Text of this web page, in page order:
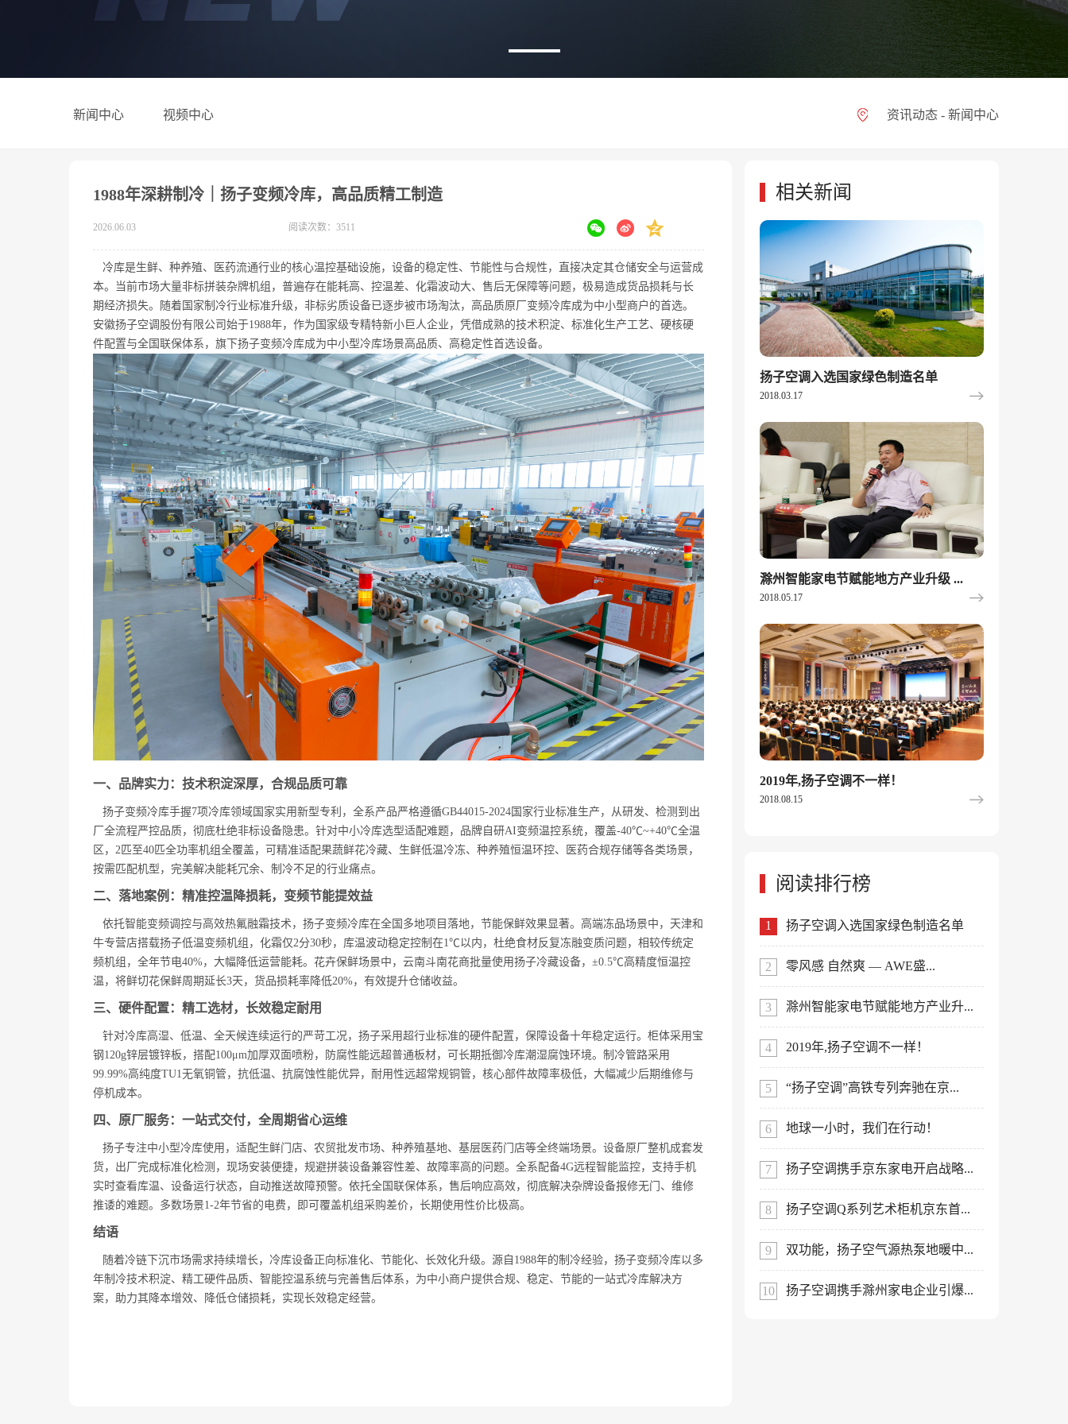
新闻中心 视频中心 资讯动态 - 新闻中心
1988年深耕制冷｜扬子变频冷库，高品质精工制造
2026.06.03 阅读次数：3511
冷库是生鲜、种养殖、医药流通行业的核心温控基础设施，设备的稳定性、节能性与合规性，直接决定其仓储安全与运营成
本。当前市场大量非标拼装杂牌机组，普遍存在能耗高、控温差、化霜波动大、售后无保障等问题，极易造成货品损耗与长
期经济损失。随着国家制冷行业标准升级，非标劣质设备已逐步被市场淘汰，高品质原厂变频冷库成为中小型商户的首选。
安徽扬子空调股份有限公司始于1988年，作为国家级专精特新小巨人企业，凭借成熟的技术积淀、标准化生产工艺、硬核硬
件配置与全国联保体系，旗下扬子变频冷库成为中小型冷库场景高品质、高稳定性首选设备。
一、品牌实力：技术积淀深厚，合规品质可靠
扬子变频冷库手握7项冷库领域国家实用新型专利，全系产品严格遵循GB44015-2024国家行业标准生产，从研发、检测到出
厂全流程严控品质，彻底杜绝非标设备隐患。针对中小冷库选型适配难题，品牌自研AI变频温控系统，覆盖-40℃~+40℃全温
区，2匹至40匹全功率机组全覆盖，可精准适配果蔬鲜花冷藏、生鲜低温冷冻、种养殖恒温环控、医药合规存储等各类场景，
按需匹配机型，完美解决能耗冗余、制冷不足的行业痛点。
二、落地案例：精准控温降损耗，变频节能提效益
依托智能变频调控与高效热氟融霜技术，扬子变频冷库在全国多地项目落地，节能保鲜效果显著。高端冻品场景中，天津和
牛专营店搭载扬子低温变频机组，化霜仅2分30秒，库温波动稳定控制在1℃以内，杜绝食材反复冻融变质问题，相较传统定
频机组，全年节电40%，大幅降低运营能耗。花卉保鲜场景中，云南斗南花商批量使用扬子冷藏设备，±0.5℃高精度恒温控
温，将鲜切花保鲜周期延长3天，货品损耗率降低20%，有效提升仓储收益。
三、硬件配置：精工选材，长效稳定耐用
针对冷库高湿、低温、全天候连续运行的严苛工况，扬子采用超行业标准的硬件配置，保障设备十年稳定运行。柜体采用宝
钢120g锌层镀锌板，搭配100μm加厚双面喷粉，防腐性能远超普通板材，可长期抵御冷库潮湿腐蚀环境。制冷管路采用
99.99%高纯度TU1无氧铜管，抗低温、抗腐蚀性能优异，耐用性远超常规铜管，核心部件故障率极低，大幅减少后期维修与
停机成本。
四、原厂服务：一站式交付，全周期省心运维
扬子专注中小型冷库使用，适配生鲜门店、农贸批发市场、种养殖基地、基层医药门店等全终端场景。设备原厂整机成套发
货，出厂完成标准化检测，现场安装便捷，规避拼装设备兼容性差、故障率高的问题。全系配备4G远程智能监控，支持手机
实时查看库温、设备运行状态，自动推送故障预警。依托全国联保体系，售后响应高效，彻底解决杂牌设备报修无门、维修
推诿的难题。多数场景1-2年节省的电费，即可覆盖机组采购差价，长期使用性价比极高。
结语
随着冷链下沉市场需求持续增长，冷库设备正向标准化、节能化、长效化升级。源自1988年的制冷经验，扬子变频冷库以多
年制冷技术积淀、精工硬件品质、智能控温系统与完善售后体系，为中小商户提供合规、稳定、节能的一站式冷库解决方
案，助力其降本增效、降低仓储损耗，实现长效稳定经营。
相关新闻
扬子空调入选国家绿色制造名单
2018.03.17
滁州智能家电节赋能地方产业升级 ...
2018.05.17
2019年,扬子空调不一样！
2018.08.15
阅读排行榜
扬子空调入选国家绿色制造名单
零风感 自然爽 — AWE盛...
滁州智能家电节赋能地方产业升...
2019年,扬子空调不一样！
“扬子空调”高铁专列奔驰在京...
地球一小时，我们在行动！
扬子空调携手京东家电开启战略...
扬子空调Q系列艺术柜机京东首...
双功能，扬子空气源热泵地暖中...
扬子空调携手滁州家电企业引爆...